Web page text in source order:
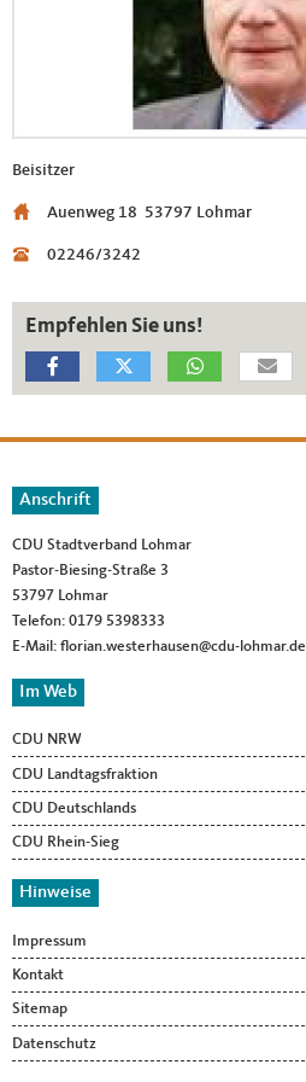
Beisitzer
Auenweg 18 53797 Lohmar
02246/3242
Empfehlen Sie uns!
Fußbereich
Anschrift
CDU Stadtverband Lohmar
Pastor-Biesing-Straße 3
53797 Lohmar
Telefon: 0179 5398333
E-Mail: florian.westerhausen@cdu-lohmar.de
Im Web
CDU NRW
CDU Landtagsfraktion
CDU Deutschlands
CDU Rhein-Sieg
Hinweise
Impressum
Kontakt
Sitemap
Datenschutz